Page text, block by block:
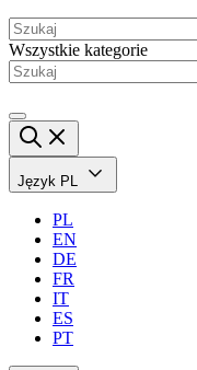
Wszystkie kategorie
Język PL
PL
EN
DE
FR
IT
ES
PT